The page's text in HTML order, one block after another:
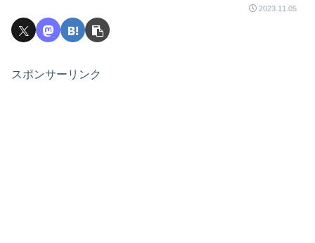
2023.11.05
スポンサーリンク